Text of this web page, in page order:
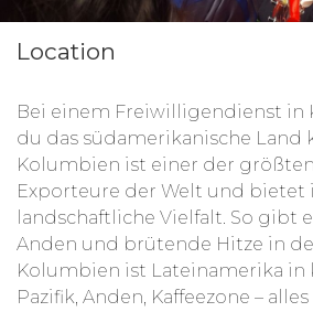
Location
Bei einem Freiwilligendienst in
du das südamerikanische Land
Kolumbien ist einer der größten
Exporteure der Welt und bietet
landschaftliche Vielfalt. So gibt
Anden und brütende Hitze in
Kolumbien ist Lateinamerika in
Pazifik, Anden, Kaffeezone –